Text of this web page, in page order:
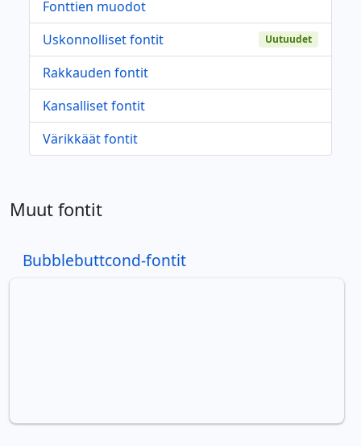
Fonttien muodot
Uskonnolliset fontit
Uutuudet
Rakkauden fontit
Kansalliset fontit
Värikkäät fontit
Muut fontit
Bubblebuttcond-fontit